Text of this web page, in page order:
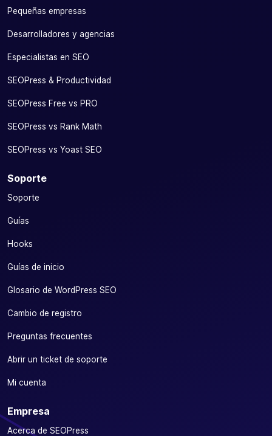
Pequeñas empresas
Desarrolladores y agencias
Especialistas en SEO
SEOPress & Productividad
SEOPress Free vs PRO
SEOPress vs Rank Math
SEOPress vs Yoast SEO
Soporte
Soporte
Guías
Hooks
Guías de inicio
Glosario de WordPress SEO
Cambio de registro
Preguntas frecuentes
Abrir un ticket de soporte
Mi cuenta
Empresa
Acerca de SEOPress